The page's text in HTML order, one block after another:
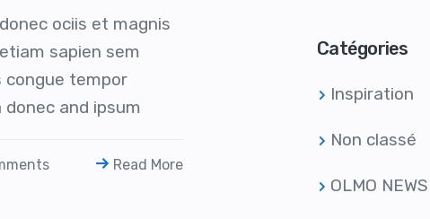
ociis et magnis
sapien sem
congue tempor
donec and ipsum
Read More
Catégories
Inspiration
Non classé
OLMO NEWS